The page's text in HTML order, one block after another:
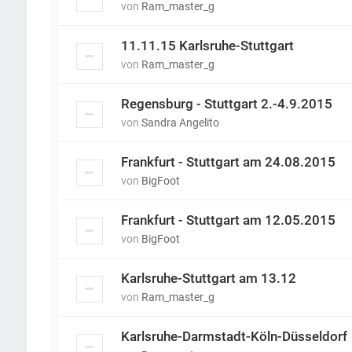
von Ram_master_g
11.11.15 Karlsruhe-Stuttgart
von Ram_master_g
Regensburg - Stuttgart 2.-4.9.2015
von Sandra Angelito
Frankfurt - Stuttgart am 24.08.2015
von BigFoot
Frankfurt - Stuttgart am 12.05.2015
von BigFoot
Karlsruhe-Stuttgart am 13.12
von Ram_master_g
Karlsruhe-Darmstadt-Köln-Düsseldorf